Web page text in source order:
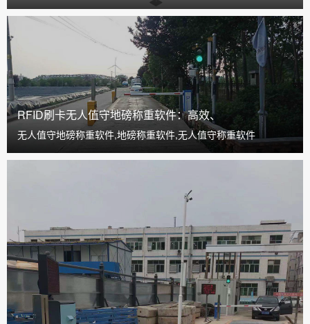
RFID刷卡无人值守地磅称重软件：高效、
无人值守地磅称重软件,地磅称重软件,无人值守称重软件